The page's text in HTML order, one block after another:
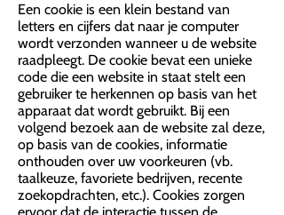
Een cookie is een klein bestand van
letters en cijfers dat naar je computer
wordt verzonden wanneer u de website
raadpleegt. De cookie bevat een unieke
code die een website in staat stelt een
gebruiker te herkennen op basis van het
apparaat dat wordt gebruikt. Bij een
volgend bezoek aan de website zal deze,
op basis van de cookies, informatie
onthouden over uw voorkeuren (vb.
taalkeuze, favoriete bedrijven, recente
zoekopdrachten, etc.). Cookies zorgen